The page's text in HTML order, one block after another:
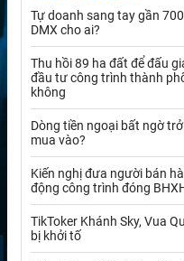
Khí đốt
Kim loại khác
Muối
Nhựa - Hạt nhựa
Palladium
Rau - Củ -Quả
Sữa
Tự doanh sang tay gần
DMX cho ai?
Thu hồi 89 ha đất để đấu
đầu tư công trình thành
không
Dòng tiền ngoại bất ngờ trở
mua vào?
Kiến nghị đưa người bán
động công trình đóng
TikToker Khánh Sky, Vua
bị khởi tố